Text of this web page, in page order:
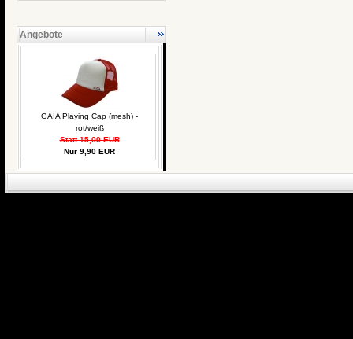
Angebote
GAIA Playing Cap (mesh) -
rot/weiß
Statt 15,00 EUR
Nur 9,90 EUR